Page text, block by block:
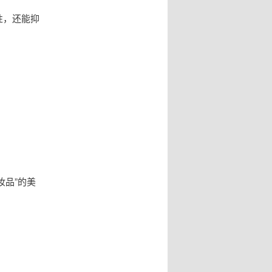
还能抑
品”的美